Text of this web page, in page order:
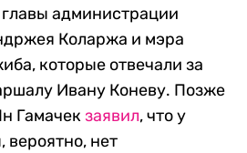
администрации
Коларжа и мэра
которые отвечали за
Ивану Коневу. Позже
Гамачекзаявил, что у
вероятно, нет